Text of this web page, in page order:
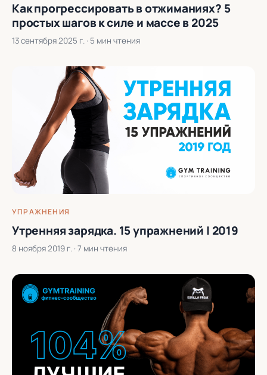
Как прогрессировать в отжиманиях? 5
простых шагов к силе и массе в 2025
13 сентября 2025 г. · 5 мин чтения
УПРАЖНЕНИЯ
Утренняя зарядка. 15 упражнений | 2019
8 ноября 2019 г. · 7 мин чтения